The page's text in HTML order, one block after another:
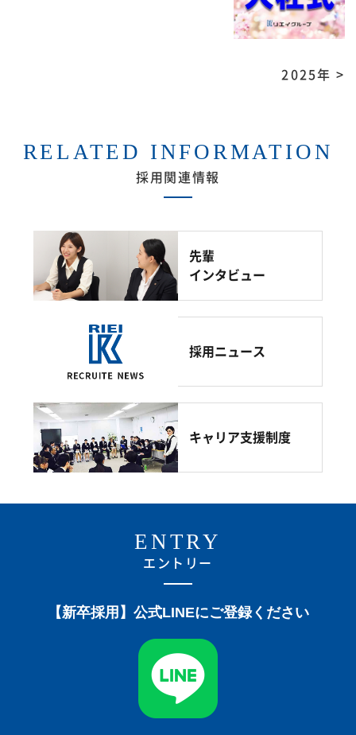
2025年 >
RELATED INFORMATION
採用関連情報
先輩
インタビュー
採用ニュース
キャリア支援制度
ENTRY
エントリー
【新卒採用】公式LINEにご登録ください